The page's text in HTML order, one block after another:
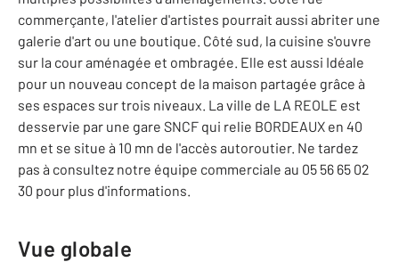
commerçante, l'atelier d'artistes pourrait aussi abriter une
galerie d'art ou une boutique. Côté sud, la cuisine s'ouvre
sur la cour aménagée et ombragée. Elle est aussi Idéale
pour un nouveau concept de la maison partagée grâce à
ses espaces sur trois niveaux. La ville de LA REOLE est
desservie par une gare SNCF qui relie BORDEAUX en 40
mn et se situe à 10 mn de l'accès autoroutier. Ne tardez
pas à consultez notre équipe commerciale au 05 56 65 02
30 pour plus d'informations.
Vue globale